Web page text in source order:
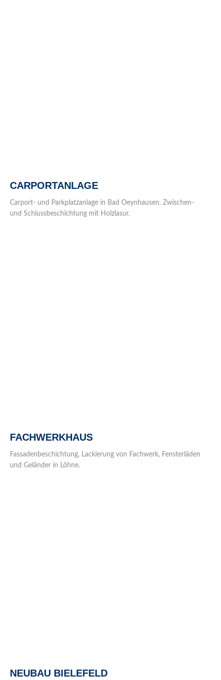
CARPORTANLAGE
Carport- und Parkplatzanlage in Bad Oeynhausen. Zwischen-
und Schlussbeschichtung mit Holzlasur.
FACHWERKHAUS
Fassadenbeschichtung, Lackierung von Fachwerk, Fensterläden
und Geländer in Löhne.
NEUBAU BIELEFELD